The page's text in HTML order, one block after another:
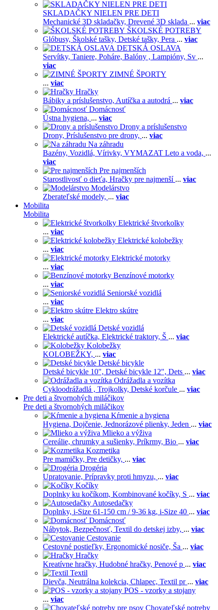
SKLADAČKY NIELEN PRE DETI
Mechanické 3D skladačky, Drevené 3D sklada ... viac
ŠKOLSKÉ POTREBY
Glóbusy, Školské tašky, Detské tašky, Pera ... viac
DETSKÁ OSLAVA
Servítky, Taniere, Poháre, Balóny , Lampióny, Sv ...
viac
ZIMNÉ ŠPORTY
... viac
Hračky
Bábiky a príslušenstvo, Autíčka a autodrá ... viac
Domácnosť
Ústna hygiena, ... viac
Drony a príslušenstvo
Drony, Príslušenstvo pre drony, ... viac
Na záhradu
Bazény, Vozidlá, Vírivky, VYMAZAT Leto a voda, ...
viac
Pre najmenších
Starostlivosť o dieťa, Hračky pre najmenší ... viac
Modelárstvo
Zberateľské modely, ... viac
Mobilita
Mobilita
Elektrické štvorkolky
... viac
Elektrické kolobežky
... viac
Elektrické motorky
... viac
Benzínové motorky
... viac
Seniorské vozidlá
... viac
Elektro skútre
... viac
Detské vozidlá
Elektrické autíčka, Elektrické traktory, Š ... viac
Kolobežky
KOLOBEŽKY, ... viac
Detské bicykle
Detské bicykle 10", Detské bicykle 12", Dets ... viac
Odrážadla a vozítka
Cykloodrážadlá , Trojkolky, Detské korčule ... viac
Pre deti a štvornohých miláčikov
Pre deti a štvornohých miláčikov
Kŕmenie a hygiena
Hygiena, Dojčenie, Jednorázové plienky, Jeden ... viac
Mlieko a výživa
Cereálie, chrumky a sušienky, Príkrmy, Bio ... viac
Kozmetika
Pre mamičky, Pre detičky, ... viac
Drogéria
Upratovanie, Prípravky proti hmyzu, ... viac
Kočíky
Doplnky ku kočíkom, Kombinované kočíky, S ... viac
Autosedačky
Doplnky, i-Size 61-150 cm / 9-36 kg, i-Size 40 ... viac
Domácnosť
Nábytok, Bezpečnosť, Textil do detskej izby, ... viac
Cestovanie
Cestovné postieľky, Ergonomické nosiče, Ša ... viac
Hračky
Kreatívne hračky, Hudobné hračky, Penové p ... viac
Textil
Dievča, Neutrálna kolekcia, Chlapec, Textil pr ... viac
POS - vzorky a stojany
... viac
Chovateľské potreby